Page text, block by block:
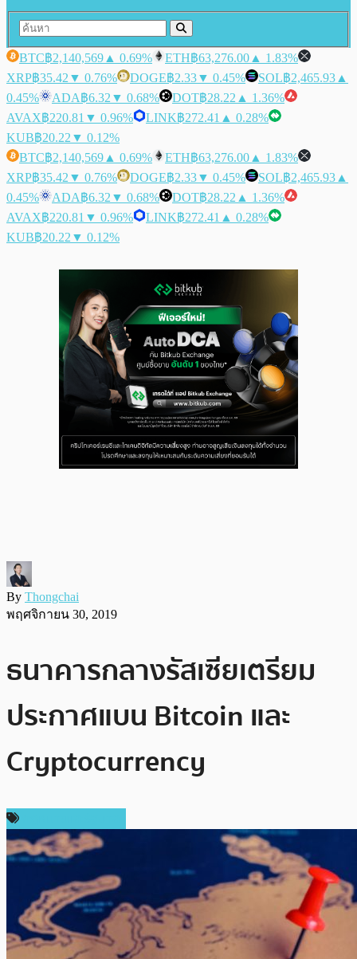
BTC฿2,140,569 ▲ 0.69% ETH฿63,276.00 ▲ 1.83%
XRP฿35.42 ▼ 0.76% DOGE฿2.33▼ 0.45% SOL฿2,465.93 ▲
0.45%
ADA฿6.32 ▼ 0.68% DOT฿28.22 ▲ 1.36%
AVAX฿220.81 ▼ 0.96% LINK฿272.41 ▲ 0.28%
KUB฿20.22 ▼ 0.12%
BTC฿2,140,569 ▲ 0.69% ETH฿63,276.00 ▲ 1.83%
XRP฿35.42 ▼ 0.76% DOGE฿2.33▼ 0.45% SOL฿2,465.93 ▲
0.45%
ADA฿6.32 ▼ 0.68% DOT฿28.22 ▲ 1.36%
AVAX฿220.81 ▼ 0.96% LINK฿272.41 ▲ 0.28%
KUB฿20.22 ▼ 0.12%
By Thongchai
พฤศจิกายน 30, 2019
ธนาคารกลางรัสเซียเตรียม
ประกาศแบน Bitcoin และ
Cryptocurrency